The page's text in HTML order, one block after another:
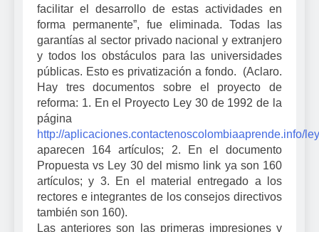
facilitar el desarrollo de estas actividades en
forma permanente”, fue eliminada. Todas las
garantías al sector privado nacional y extranjero
y todos los obstáculos para las universidades
públicas. Esto es privatización a fondo. (Aclaro.
Hay tres documentos sobre el proyecto de
reforma: 1. En el Proyecto Ley 30 de 1992 de la
página
http://aplicaciones.contactenoscolombiaaprende.info/
aparecen 164 artículos; 2. En el documento
Propuesta vs Ley 30 del mismo link ya son 160
artículos; y 3. En el material entregado a los
rectores e integrantes de los consejos directivos
también son 160).
Las anteriores son las primeras impresiones y